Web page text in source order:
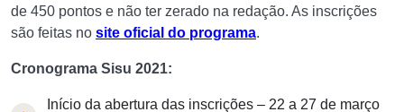
de 450 pontos e não ter zerado na redação. As inscrições
são feitas no site oficial do programa.
Cronograma Sisu 2021:
Início da abertura das inscrições – 22 a 27 de março